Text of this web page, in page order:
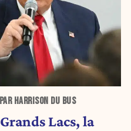
HARRISON DU BUS
Lacs, la